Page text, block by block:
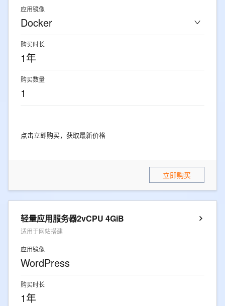
应用镜像
Docker
购买时长
1年
购买数量
1
点击立即购买，获取最新价格
立即购买
轻量应用服务器2vCPU 4GiB
适用于网站搭建
应用镜像
WordPress
购买时长
1年